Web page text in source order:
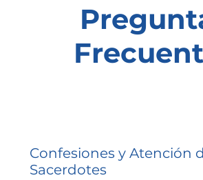
Confesiones y Atención
Sacerdotes